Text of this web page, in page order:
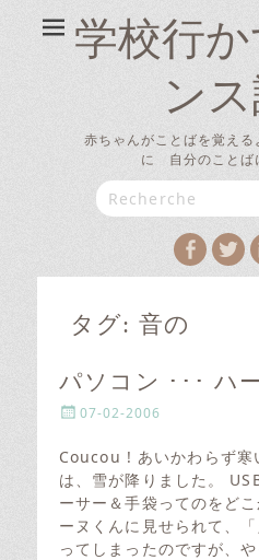
学校行
ンス
赤ちゃんがことばを覚え
に 自分のことば
Search
for:
タグ: 音の
パソコン ･･･ ハ
P
s
t
e
d
o
n
07-02-2006
Coucou ! あいかわらず寒
は、雪が降りました。
ーサー＆手袋ってのをど
ーヌくんに見せられて、
ってしまったのですが、